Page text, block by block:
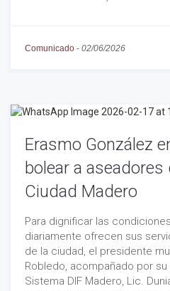
Comunicado - 02/06/2026
Erasmo González
bolear a
Ciudad Madero
Para dignificar las
diariamente ofrecen sus
de la ciudad, el presidente
Robledo, acompañado por
Sistema DIF Madero, Lic.